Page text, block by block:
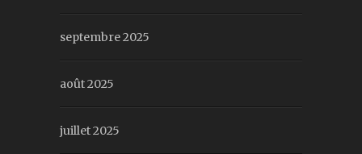
septembre 2025
août 2025
juillet 2025